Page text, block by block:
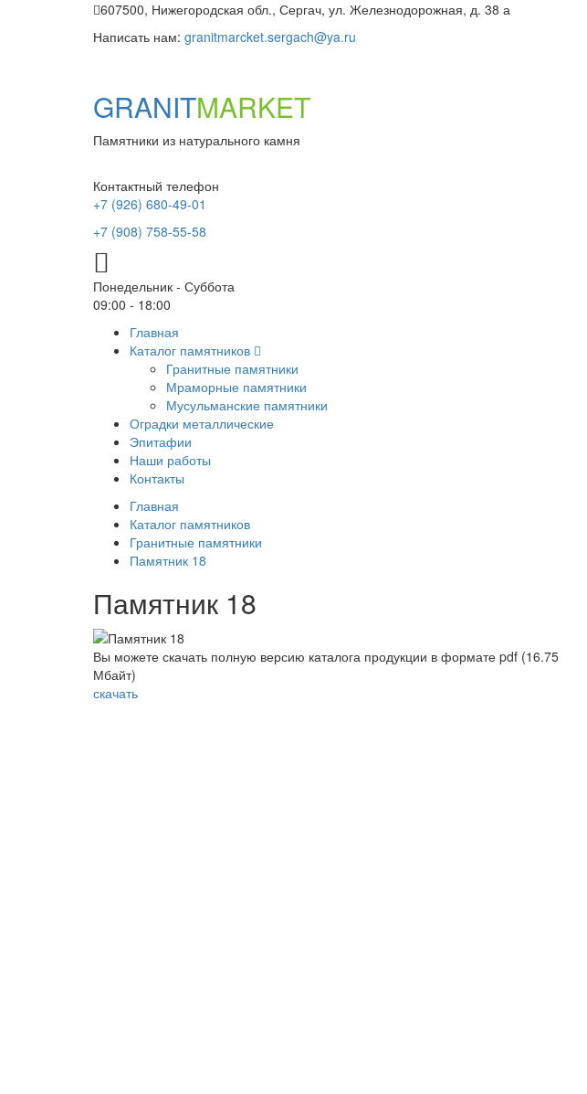
607500, Нижегородская обл., Сергач, ул. Железнодорожная, д. 38 а
Написать нам: granitmarcket.sergach@ya.ru
GRANITMARKET
Памятники из натурального камня
Контактный телефон
+7 (926) 680-49-01
+7 (908) 758-55-58
Понедельник - Суббота
09:00 - 18:00
Главная
Каталог памятников
Гранитные памятники
Мраморные памятники
Мусульманские памятники
Оградки металлические
Эпитафии
Наши работы
Контакты
Главная
Каталог памятников
Гранитные памятники
Памятник 18
Памятник 18
Вы можете скачать полную версию каталога продукции в формате pdf (16.75
Мбайт)
скачать